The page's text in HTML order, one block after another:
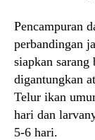
Pencampuran
perbandingan
siapkan sarang
digantungkan
Telur ikan
hari dan
5-6 hari.